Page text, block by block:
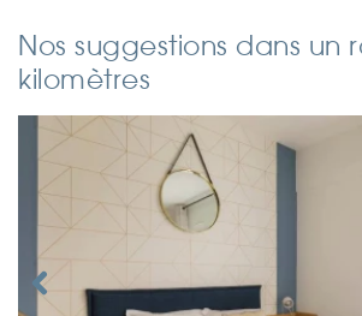
Nos suggestions dans un
kilomètres